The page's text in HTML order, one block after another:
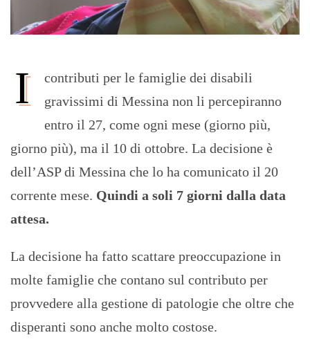
I
contributi per le famiglie dei disabili
gravissimi di Messina non li percepiranno
entro il 27, come ogni mese (giorno più,
giorno più), ma il 10 di ottobre. La decisione è
dell’ASP di Messina che lo ha comunicato il 20
corrente mese. Quindi a soli 7 giorni dalla data
attesa.
La decisione ha fatto scattare preoccupazione in
molte famiglie che contano sul contributo per
provvedere alla gestione di patologie che oltre che
disperanti sono anche molto costose.